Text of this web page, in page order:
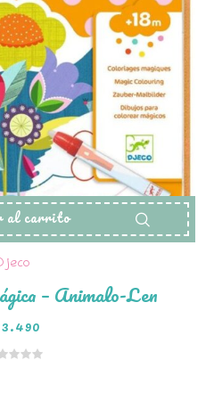
al carrito
– Animalo-Len